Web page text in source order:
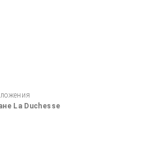
La Duchesse